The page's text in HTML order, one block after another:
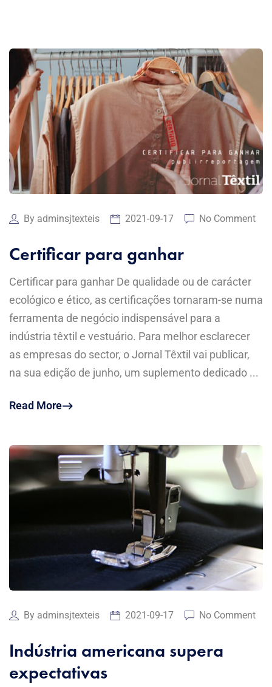
By adminsjtexteis 2021-09-17 No Comment
Certificar para ganhar
Certificar para ganhar De qualidade ou de carácter
ecológico e ético, as certificações tornaram-se numa
ferramenta de negócio indispensável para a
indústria têxtil e vestuário. Para melhor esclarecer
as empresas do sector, o Jornal Têxtil vai publicar,
na sua edição de junho, um suplemento dedicado ...
Read More
By adminsjtexteis 2021-09-17 No Comment
Indústria americana supera
expectativas